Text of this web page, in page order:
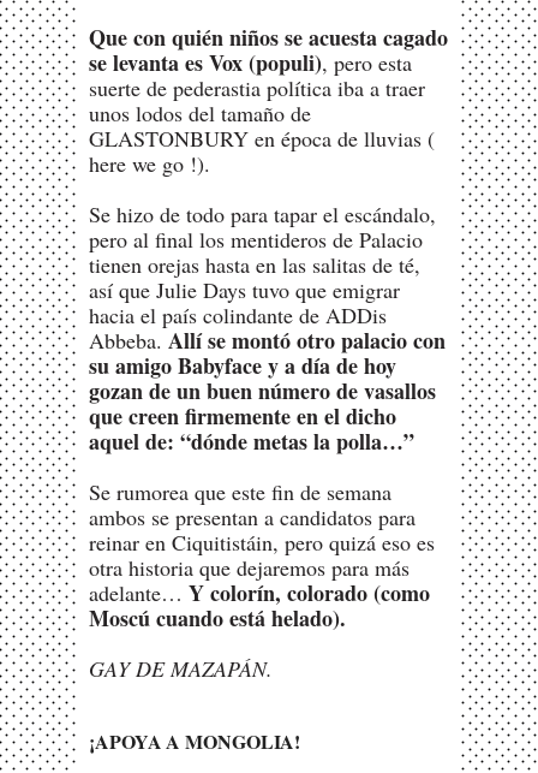
Que con quién niños se acuesta cagado
se levanta es Vox (populi), pero esta
suerte de pederastia política iba a traer
unos lodos del tamaño de
GLASTONBURY en época de lluvias (
here we go !).
Se hizo de todo para tapar el escándalo,
pero al final los mentideros de Palacio
tienen orejas hasta en las salitas de té,
así que Julie Days tuvo que emigrar
hacia el país colindante de ADDis
Abbeba. Allí se montó otro palacio con
su amigo Babyface y a día de hoy
gozan de un buen número de vasallos
que creen firmemente en el dicho
aquel de: “dónde metas la polla…”
Se rumorea que este fin de semana
ambos se presentan a candidatos para
reinar en Ciquitistáin, pero quizá eso es
otra historia que dejaremos para más
adelante… Y colorín, colorado (como
Moscú cuando está helado).
GAY DE MAZAPÁN.
¡APOYA A MONGOLIA!